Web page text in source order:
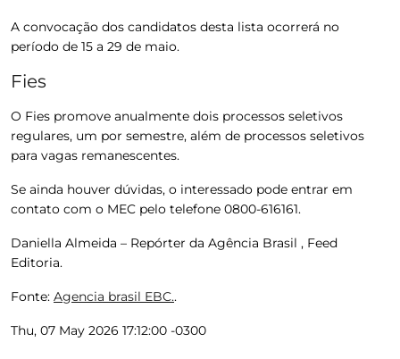
A convocação dos candidatos desta lista ocorrerá no
período de 15 a 29 de maio.
Fies
O Fies promove anualmente dois processos seletivos
regulares, um por semestre, além de processos seletivos
para vagas remanescentes.
Se ainda houver dúvidas, o interessado pode entrar em
contato com o MEC pelo telefone 0800-616161.
Daniella Almeida – Repórter da Agência Brasil , Feed
Editoria.
Fonte: Agencia brasil EBC..
Thu, 07 May 2026 17:12:00 -0300